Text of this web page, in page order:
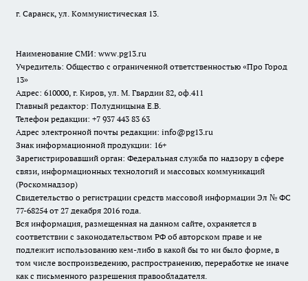
г. Саранск, ул. Коммунистическая 13.
Наименование СМИ: www.pg13.ru
Учредитель: Общество с ограниченной ответственностью «Про Город
13»
Адрес: 610000, г. Киров, ул. М. Гвардии 82, оф.411
Главный редактор: Полудницына Е.В.
Телефон редакции: +7 937 443 83 63
Адрес электронной почты редакции: info@pg13.ru
Знак информационной продукции: 16+
Зарегистрировавший орган: Федеральная служба по надзору в сфере
связи, информационных технологий и массовых коммуникаций
(Роскомнадзор)
Свидетельство о регистрации средств массовой информации Эл № ФС
77-68254 от 27 декабря 2016 года.
Вся информация, размещенная на данном сайте, охраняется в
соответствии с законодательством РФ об авторском праве и не
подлежит использованию кем-либо в какой бы то ни было форме, в
том числе воспроизведению, распространению, переработке не иначе
как с письменного разрешения правообладателя.